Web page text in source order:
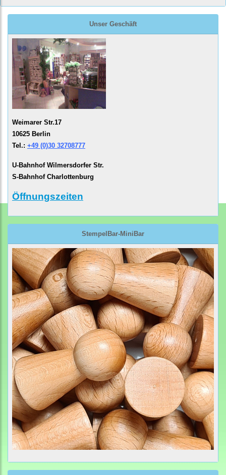
Unser Geschäft
Weimarer Str.17
10625 Berlin
Tel.: +49 (0)30 32708777
U-Bahnhof Wilmersdorfer Str.
S-Bahnhof Charlottenburg
Öffnungszeiten
StempelBar-MiniBar